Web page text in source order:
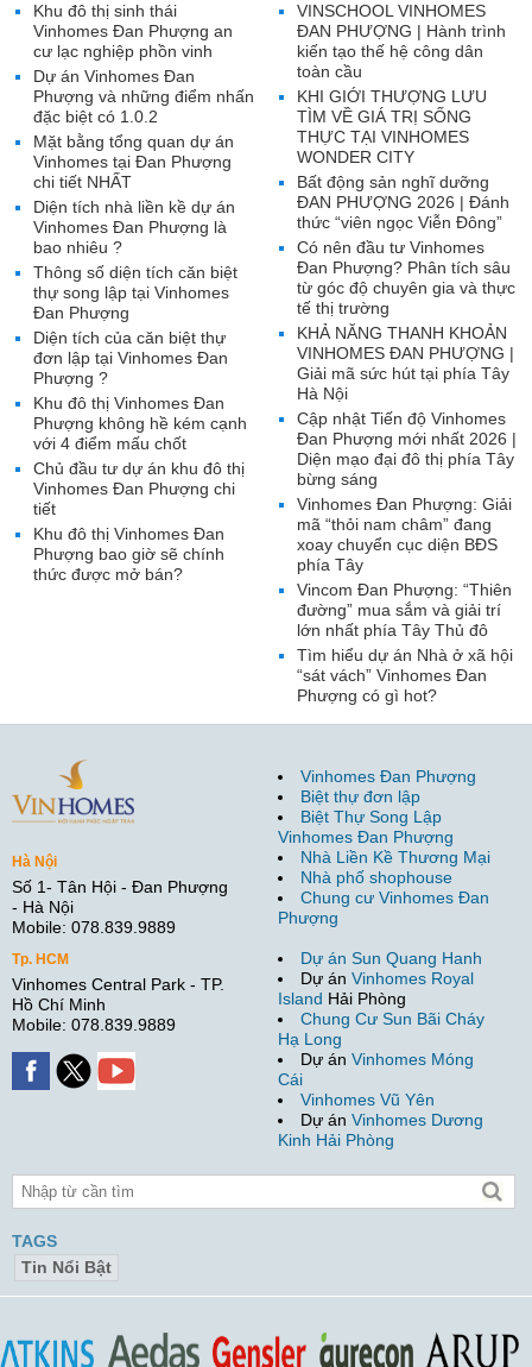
VINSCHOOL VINHOMES
ĐAN PHƯỢNG | Hành trình
kiến tạo thế hệ công dân
toàn cầu
KHI GIỚI THƯỢNG LƯU
TÌM VỀ GIÁ TRỊ SỐNG
THỰC TẠI VINHOMES
WONDER CITY
Bất động sản nghĩ dưỡng
ĐAN PHƯỢNG 2026 | Đánh
thức “viên ngọc Viễn Đông”
Có nên đầu tư Vinhomes
Đan Phượng? Phân tích sâu
từ góc độ chuyên gia và thực
tế thị trường
KHẢ NĂNG THANH KHOẢN
VINHOMES ĐAN PHƯỢNG |
Giải mã sức hút tại phía Tây
Hà Nội
Cập nhật Tiến độ Vinhomes
Đan Phượng mới nhất 2026 |
Diện mạo đại đô thị phía Tây
bừng sáng
Vinhomes Đan Phượng: Giải
mã “thỏi nam châm” đang
xoay chuyển cục diện BĐS
phía Tây
Vincom Đan Phượng: “Thiên
đường” mua sắm và giải trí
lớn nhất phía Tây Thủ đô
Tìm hiểu dự án Nhà ở xã hội
“sát vách” Vinhomes Đan
Phượng có gì hot?
Khu đô thị sinh thái
Vinhomes Đan Phượng an
cư lạc nghiệp phồn vinh
Dự án Vinhomes Đan
Phượng và những điểm nhấn
đặc biệt có 1.0.2
Mặt bằng tổng quan dự án
Vinhomes tại Đan Phượng
chi tiết NHẤT
Diện tích nhà liền kề dự án
Vinhomes Đan Phượng là
bao nhiêu ?
Thông số diện tích căn biệt
thự song lập tại Vinhomes
Đan Phượng
Diện tích của căn biệt thự
đơn lập tại Vinhomes Đan
Phượng ?
Khu đô thị Vinhomes Đan
Phượng không hề kém cạnh
với 4 điểm mấu chốt
Chủ đầu tư dự án khu đô thị
Vinhomes Đan Phượng chi
tiết
Khu đô thị Vinhomes Đan
Phượng bao giờ sẽ chính
thức được mở bán?
Hà Nội
Số 1- Tân Hội - Đan Phượng
- Hà Nội
Mobile: 078.839.9889
Tp. HCM
Vinhomes Central Park - TP.
Hồ Chí Minh
Mobile: 078.839.9889
Vinhomes Đan Phượng
Biệt thự đơn lập
Biệt Thự Song Lập
Vinhomes Đan Phượng
Nhà Liền Kề Thương Mại
Nhà phố shophouse
Chung cư Vinhomes Đan
Phượng
Dự án Sun Quang Hanh
Dự án Vinhomes Royal
Island Hải Phòng
Chung Cư Sun Bãi Cháy
Hạ Long
Dự án Vinhomes Móng
Cái
Vinhomes Vũ Yên
Dự án Vinhomes Dương
Kinh Hải Phòng
TAGS
Tin Nổi Bật